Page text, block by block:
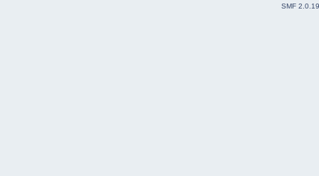
SMF 2.0.19